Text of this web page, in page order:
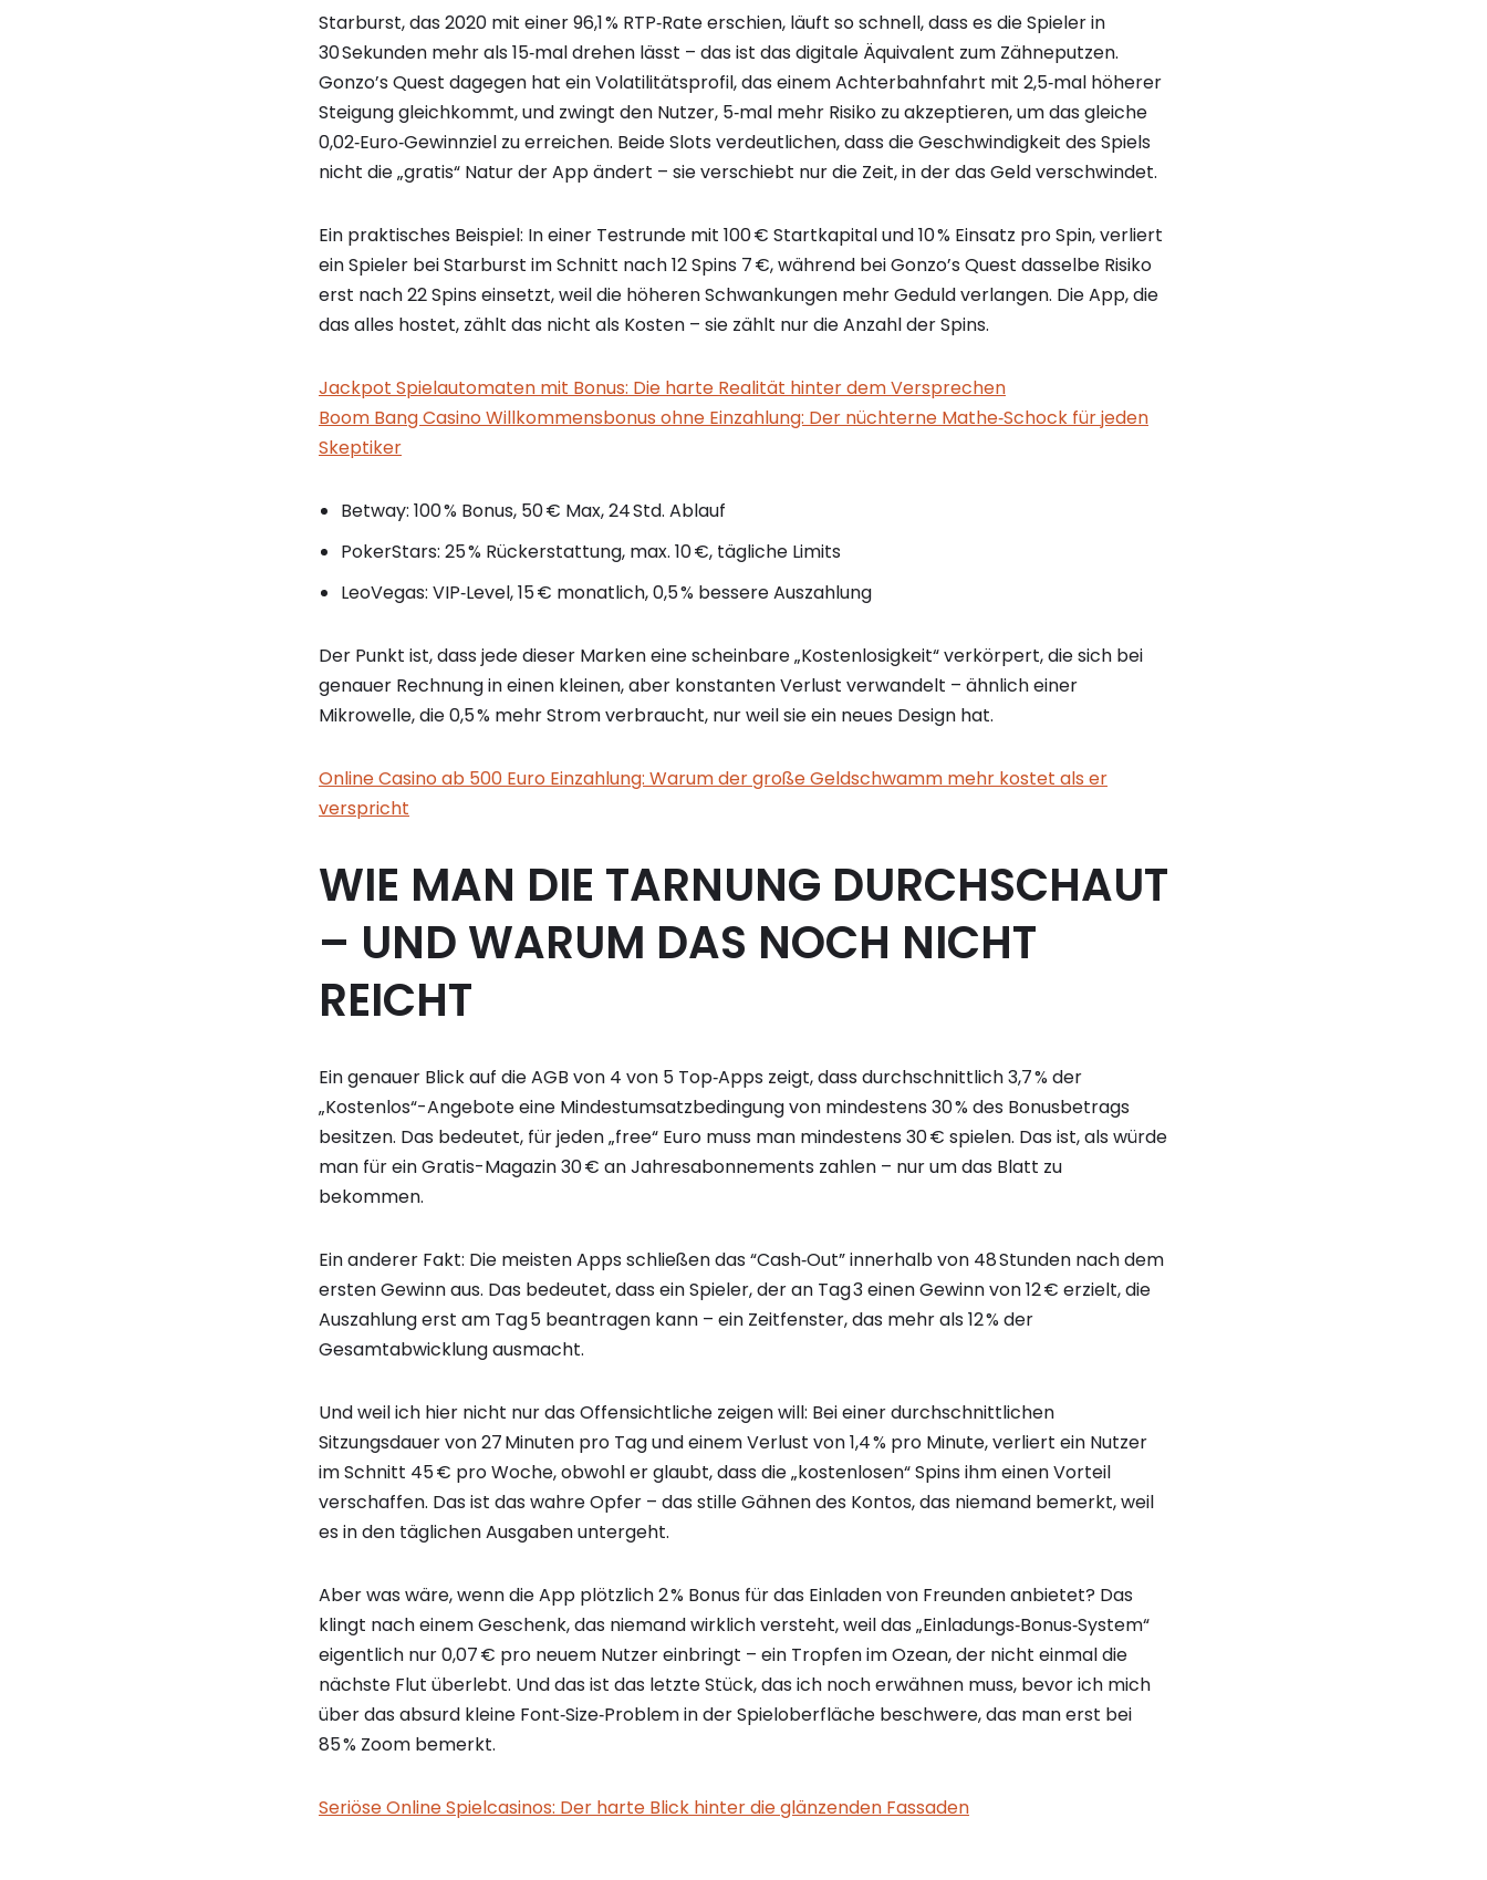
Starburst, das 2020 mit einer 96,1 % RTP‑Rate erschien, läuft so schnell, dass es die Spieler in
30 Sekunden mehr als 15‑mal drehen lässt – das ist das digitale Äquivalent zum Zähneputzen.
Gonzo’s Quest dagegen hat ein Volatilitätsprofil, das einem Achterbahnfahrt mit 2,5‑mal höherer
Steigung gleichkommt, und zwingt den Nutzer, 5‑mal mehr Risiko zu akzeptieren, um das gleiche
0,02‑Euro‑Gewinnziel zu erreichen. Beide Slots verdeutlichen, dass die Geschwindigkeit des Spiels
nicht die „gratis“ Natur der App ändert – sie verschiebt nur die Zeit, in der das Geld verschwindet.
Ein praktisches Beispiel: In einer Testrunde mit 100 € Startkapital und 10 % Einsatz pro Spin, verliert
ein Spieler bei Starburst im Schnitt nach 12 Spins 7 €, während bei Gonzo’s Quest dasselbe Risiko
erst nach 22 Spins einsetzt, weil die höheren Schwankungen mehr Geduld verlangen. Die App, die
das alles hostet, zählt das nicht als Kosten – sie zählt nur die Anzahl der Spins.
Jackpot Spielautomaten mit Bonus: Die harte Realität hinter dem Versprechen
Boom Bang Casino Willkommensbonus ohne Einzahlung: Der nüchterne Mathe‑Schock für jeden
Skeptiker
Betway: 100 % Bonus, 50 € Max, 24 Std. Ablauf
PokerStars: 25 % Rückerstattung, max. 10 €, tägliche Limits
LeoVegas: VIP‑Level, 15 € monatlich, 0,5 % bessere Auszahlung
Der Punkt ist, dass jede dieser Marken eine scheinbare „Kostenlosigkeit“ verkörpert, die sich bei
genauer Rechnung in einen kleinen, aber konstanten Verlust verwandelt – ähnlich einer
Mikrowelle, die 0,5 % mehr Strom verbraucht, nur weil sie ein neues Design hat.
Online Casino ab 500 Euro Einzahlung: Warum der große Geldschwamm mehr kostet als er
verspricht
WIE MAN DIE TARNUNG DURCHSCHAUT
– UND WARUM DAS NOCH NICHT
REICHT
Ein genauer Blick auf die AGB von 4 von 5 Top‑Apps zeigt, dass durchschnittlich 3,7 % der
„Kostenlos“-Angebote eine Mindestumsatzbedingung von mindestens 30 % des Bonusbetrags
besitzen. Das bedeutet, für jeden „free“ Euro muss man mindestens 30 € spielen. Das ist, als würde
man für ein Gratis-Magazin 30 € an Jahresabonnements zahlen – nur um das Blatt zu
bekommen.
Ein anderer Fakt: Die meisten Apps schließen das “Cash‑Out” innerhalb von 48 Stunden nach dem
ersten Gewinn aus. Das bedeutet, dass ein Spieler, der an Tag 3 einen Gewinn von 12 € erzielt, die
Auszahlung erst am Tag 5 beantragen kann – ein Zeitfenster, das mehr als 12 % der
Gesamtabwicklung ausmacht.
Und weil ich hier nicht nur das Offensichtliche zeigen will: Bei einer durchschnittlichen
Sitzungsdauer von 27 Minuten pro Tag und einem Verlust von 1,4 % pro Minute, verliert ein Nutzer
im Schnitt 45 € pro Woche, obwohl er glaubt, dass die „kostenlosen“ Spins ihm einen Vorteil
verschaffen. Das ist das wahre Opfer – das stille Gähnen des Kontos, das niemand bemerkt, weil
es in den täglichen Ausgaben untergeht.
Aber was wäre, wenn die App plötzlich 2 % Bonus für das Einladen von Freunden anbietet? Das
klingt nach einem Geschenk, das niemand wirklich versteht, weil das „Einladungs‑Bonus‑System“
eigentlich nur 0,07 € pro neuem Nutzer einbringt – ein Tropfen im Ozean, der nicht einmal die
nächste Flut überlebt. Und das ist das letzte Stück, das ich noch erwähnen muss, bevor ich mich
über das absurd kleine Font‑Size‑Problem in der Spieloberfläche beschwere, das man erst bei
85 % Zoom bemerkt.
Seriöse Online Spielcasinos: Der harte Blick hinter die glänzenden Fassaden